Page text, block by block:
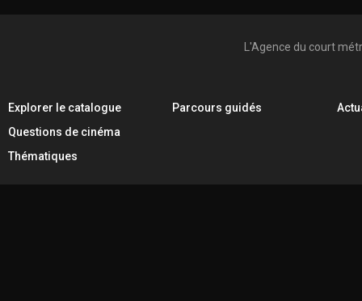
L'Agence du court
Explorer le catalogue
Questions de cinéma
Thématiques
Parcours guidés